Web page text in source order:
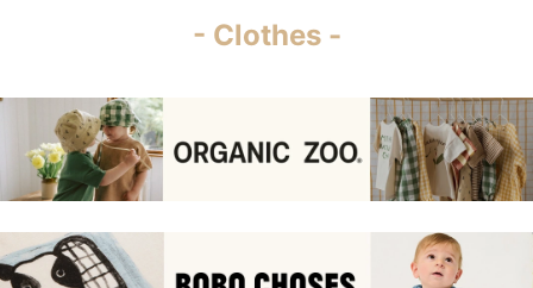
- Clothes -